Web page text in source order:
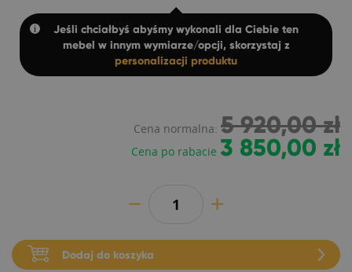
Jeśli chciałbyś abyśmy wykonali dla Ciebie ten
mebel w innym wymiarze/opcji, skorzystaj z
personalizacji produktu
Cena normalna: 5 920,00 zł
Cena po rabacie 3 850,00 zł
Dodaj do koszyka